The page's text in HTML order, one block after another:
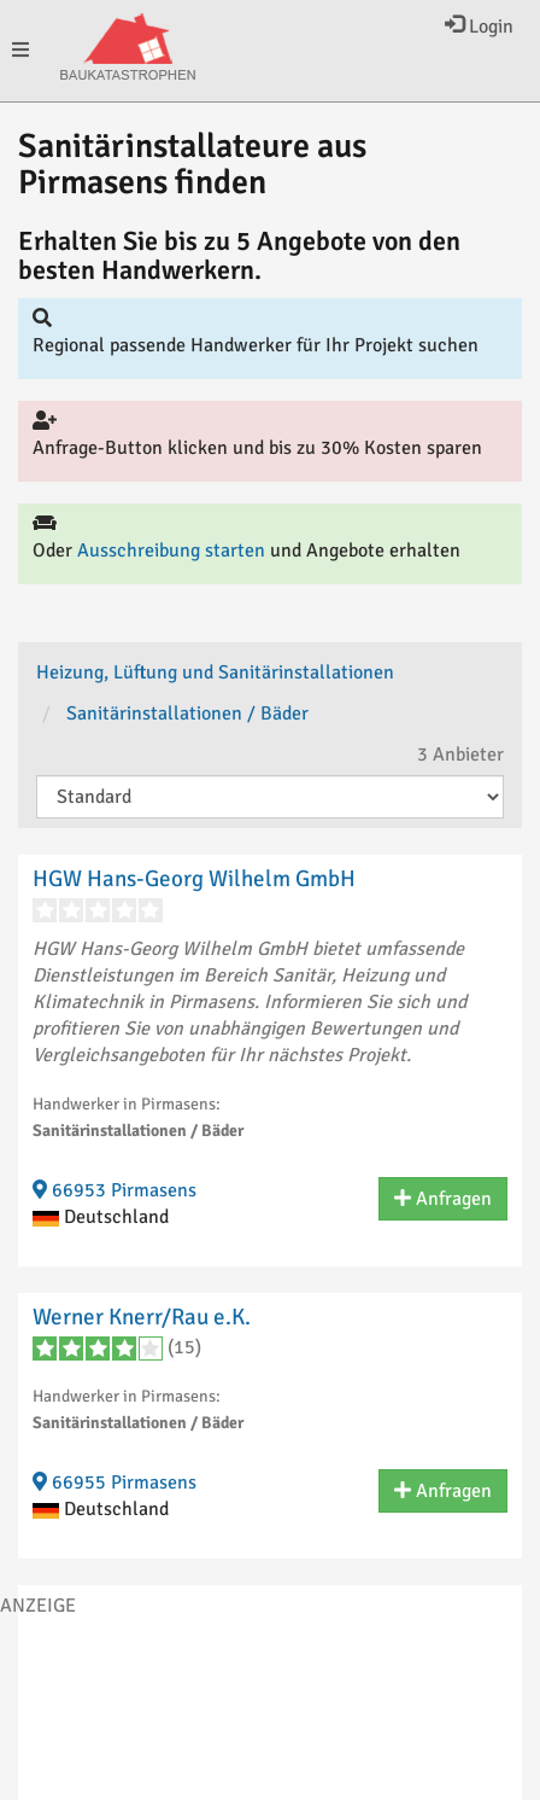
Login
Toggle
navigation
Sanitärinstallateure aus
Pirmasens finden
Erhalten Sie bis zu 5 Angebote von den
besten Handwerkern.
Regional passende Handwerker für Ihr Projekt suchen
Anfrage-Button klicken und bis zu 30% Kosten sparen
Oder Ausschreibung starten und Angebote erhalten
Heizung, Lüftung und Sanitärinstallationen
Sanitärinstallationen / Bäder
3 Anbieter
HGW Hans-Georg Wilhelm GmbH
HGW Hans-Georg Wilhelm GmbH bietet umfassende
Dienstleistungen im Bereich Sanitär, Heizung und
Klimatechnik in Pirmasens. Informieren Sie sich und
profitieren Sie von unabhängigen Bewertungen und
Vergleichsangeboten für Ihr nächstes Projekt.
Handwerker in Pirmasens:
Sanitärinstallationen / Bäder
66953 Pirmasens
Deutschland
Anfragen
Werner Knerr/Rau e.K.
(15)
Handwerker in Pirmasens:
Sanitärinstallationen / Bäder
66955 Pirmasens
Deutschland
Anfragen